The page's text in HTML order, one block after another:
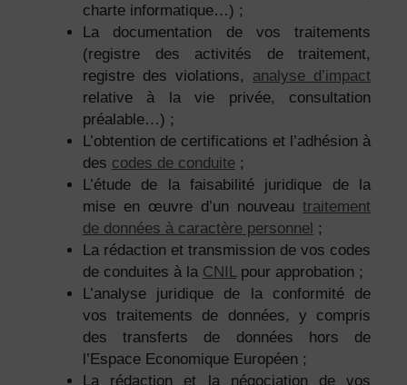
charte informatique…) ;
La documentation de vos traitements
(registre des activités de traitement,
registre des violations, analyse d’impact
relative à la vie privée, consultation
préalable…) ;
L’obtention de certifications et l’adhésion à
des codes de conduite ;
L’étude de la faisabilité juridique de la
mise en œuvre d’un nouveau traitement
de données à caractère personnel ;
La rédaction et transmission de vos codes
de conduites à la CNILpour approbation ;
L’analyse juridique de la conformité de
vos traitements de données, y compris
des transferts de données hors de
l’Espace Economique Européen ;
La rédaction et la négociation de vos